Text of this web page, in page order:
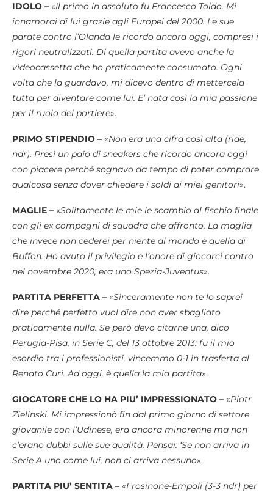
IDOLO – «Il primo in assoluto fu Francesco Toldo. Mi
innamorai di lui grazie agli Europei del 2000. Le sue
parate contro l’Olanda le ricordo ancora oggi, compresi i
rigori neutralizzati. Di quella partita avevo anche la
videocassetta che ho praticamente consumato. Ogni
volta che la guardavo, mi dicevo dentro di mettercela
tutta per diventare come lui. E’ nata così la mia passione
per il ruolo del portiere».
PRIMO STIPENDIO – «Non era una cifra così alta (ride,
ndr). Presi un paio di sneakers che ricordo ancora oggi
con piacere perché sognavo da tempo di poter comprare
qualcosa senza dover chiedere i soldi ai miei genitori».
MAGLIE – «Solitamente le mie le scambio al fischio finale
con gli ex compagni di squadra che affronto. La maglia
che invece non cederei per niente al mondo è quella di
Buffon. Ho avuto il privilegio e l’onore di giocarci contro
nel novembre 2020, era uno Spezia-Juventus».
PARTITA PERFETTA – «Sinceramente non te lo saprei
dire perché perfetto vuol dire non aver sbagliato
praticamente nulla. Se però devo citarne una, dico
Perugia-Pisa, in Serie C, del 13 ottobre 2013: fu il mio
esordio tra i professionisti, vincemmo 0-1 in trasferta al
Renato Curi. Ad oggi, è quella la mia partita».
GIOCATORE CHE LO HA PIU’ IMPRESSIONATO – «Piotr
Zielinski. Mi impressionò fin dal primo giorno di settore
giovanile con l’Udinese, era ancora minorenne ma non
c’erano dubbi sulle sue qualità. Pensai: ‘Se non arriva in
Serie A uno come lui, non ci arriva nessuno».
PARTITA PIU’ SENTITA – «Frosinone-Empoli (3-3 ndr) per